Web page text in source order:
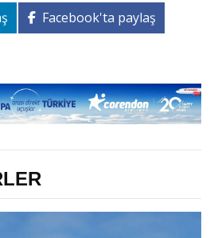
Facebook'ta paylaş